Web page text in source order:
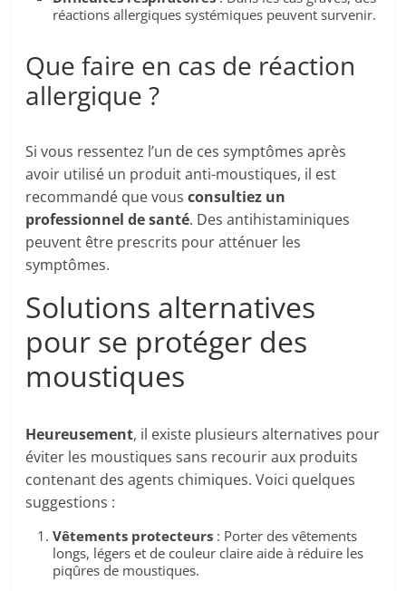
réactions allergiques systémiques peuvent survenir.
Que faire en cas de réaction
allergique ?
Si vous ressentez l’un de ces symptômes après
avoir utilisé un produit anti-moustiques, il est
recommandé que vousconsultiez un
professionnel de santé. Des antihistaminiques
peuvent être prescrits pour atténuer les
symptômes.
Solutions alternatives
pour se protéger des
moustiques
Heureusement, il existe plusieurs alternatives pour
éviter les moustiques sans recourir aux produits
contenant des agents chimiques. Voici quelques
suggestions :
Vêtements protecteurs : Porter des vêtements
longs, légers et de couleur claire aide à réduire les
piqûres de moustiques.